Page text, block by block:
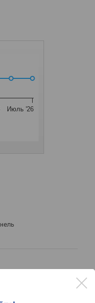
Июль '26
Jack (3.5 мм), LAN,